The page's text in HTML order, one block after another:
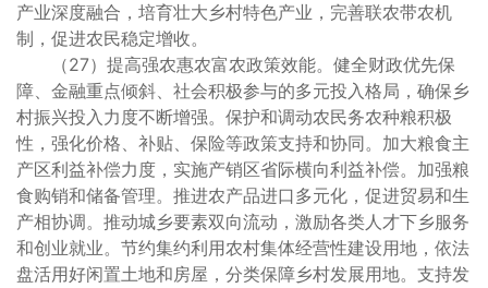
产业深度融合，培育壮大乡村特色产业，完善联农带农机
制，促进农民稳定增收。
（27）提高强农惠农富农政策效能。健全财政优先保
障、金融重点倾斜、社会积极参与的多元投入格局，确保乡
村振兴投入力度不断增强。保护和调动农民务农种粮积极
性，强化价格、补贴、保险等政策支持和协同。加大粮食主
产区利益补偿力度，实施产销区省际横向利益补偿。加强粮
食购销和储备管理。推进农产品进口多元化，促进贸易和生
产相协调。推动城乡要素双向流动，激励各类人才下乡服务
和创业就业。节约集约利用农村集体经营性建设用地，依法
盘活用好闲置土地和房屋，分类保障乡村发展用地。支持发